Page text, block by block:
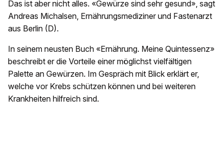
Das ist aber nicht alles. «Gewürze sind sehr gesund», sagt
Andreas Michalsen, Ernährungsmediziner und Fastenarzt
aus Berlin (D).
In seinem neusten Buch «Ernährung. Meine Quintessenz»
beschreibt er die Vorteile einer möglichst vielfältigen
Palette an Gewürzen. Im Gespräch mit Blick erklärt er,
welche vor Krebs schützen können und bei weiteren
Krankheiten hilfreich sind.